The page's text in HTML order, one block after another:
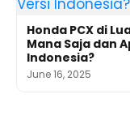
Honda PCX di
Mana Saja dan
Indonesia?
June 16, 2025